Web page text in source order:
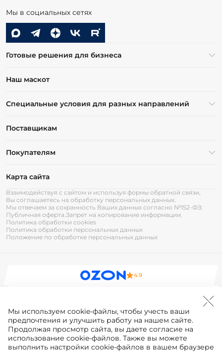
Мы в социальных сетях
Готовые решения для бизнеса
Наш маскот
Специальные условия для разных направлений
Поставщикам
Покупателям
Карта сайта
Взаимодействуя с сайтом и используя формы обратной связи,
Вы соглашаетесь на обработку персональных данных.
Мы отвечаем за сохранность Ваших данных согласно №152-ФЗ:
Публичная оферта.Запрет на копирование информации.
Политика обработки cookies
Политика обработки персональных данных
Положение по обработке персональных данных
4.9
4.8
Мы используем cookie-файлы, чтобы учесть ваши
предпочтения и улучшить работу на нашем сайте.
Продолжая просмотр сайта, вы даете согласие на
использование cookie-файлов. Также вы можете
выполнить настройки cookie-файлов в вашем браузере